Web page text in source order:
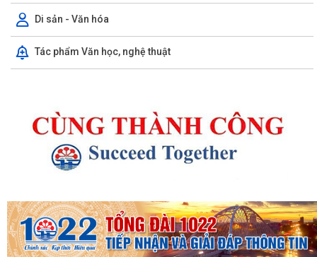
Di sản - Văn hóa
Tác phẩm Văn học, nghệ thuật
Kế hoạch 90 ngày làm sạch, làm giàu, chuẩn hóa dữ liệu của 12 cơ sở
dữ liệu chuyên ngành y tế của...
Thông tin báo chí về việc tổ chức cưỡng chế thu hồi đất để thực hiện
Dự án đầu tư xây dựng tuyến...
Thông báo về việc thực hiện công tác đăng ký đất đai và cập nhập cơ
sở dữ liệu đất đai trên địa bàn...